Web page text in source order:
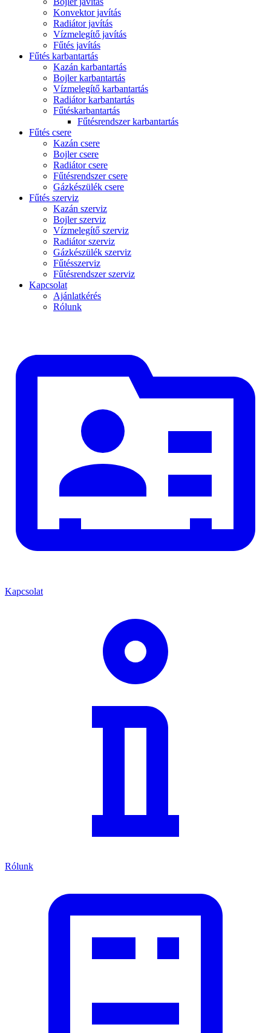
Konvektor javítás
Radiátor javítás
Vízmelegítő javítás
Fűtés javítás
Fűtés karbantartás
Kazán karbantartás
Bojler karbantartás
Vízmelegítő karbantartás
Radiátor karbantartás
Fűtéskarbantartás
Fűtésrendszer karbantartás
Fűtés csere
Kazán csere
Bojler csere
Radiátor csere
Fűtésrendszer csere
Gázkészülék csere
Fűtés szerviz
Kazán szerviz
Bojler szerviz
Vízmelegítő szerviz
Radiátor szerviz
Gázkészülék szerviz
Fűtésszerviz
Fűtésrendszer szerviz
Kapcsolat
Ajánlatkérés
Rólunk
Kapcsolat
Rólunk